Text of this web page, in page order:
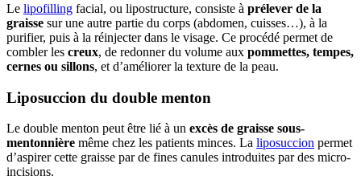
Le lipofilling facial, ou lipostructure, consiste à prélever de la
graisse sur une autre partie du corps (abdomen, cuisses…), à la
purifier, puis à la réinjecter dans le visage. Ce procédé permet de
combler les creux, de redonner du volume aux pommettes, tempes,
cernes ou sillons, et d’améliorer la texture de la peau.
Liposuccion du double menton
Le double menton peut être lié à un excès de graisse sous-
mentonnière même chez les patients minces. La liposuccion permet
d’aspirer cette graisse par de fines canules introduites par des micro-
incisions.